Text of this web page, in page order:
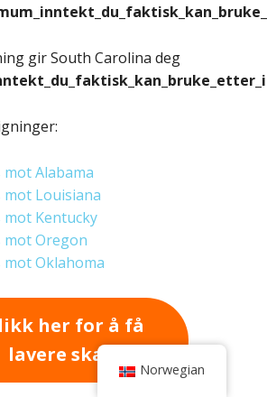
gir South Carolina deg
Alabama
mot Louisiana
mot Kentucky
mot Oregon
Oklahoma
her for å få
lavere skatt
Norwegian